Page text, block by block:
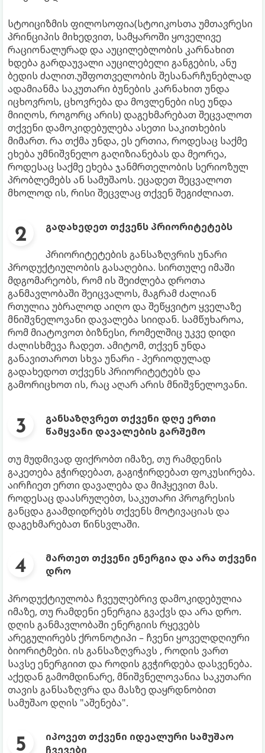
სტოიციზმის ფილოსოფია(სტოიკოსთა უმთავრესი
პრინციპის მიხედვით, სამყაროში ყოველივე
რაციონალურად და აუცილებლობის კარნახით
ხდება გარდაუვალი აუცილებელი განგების, ანუ
ბედის ძალით.უშფოთველობის შესანარჩუნებლად
ადამიანმა საკუთარი ბუნების კარნახით უნდა
იცხოვროს, ცხოვრება და მოვლენები ისე უნდა
მიიღოს, როგორც არის) დაგეხმარებათ შეცვალოთ
თქვენი დამოკიდებულება ასეთი საკითხების
მიმართ. რა თქმა უნდა, ეს ერთია, როდესაც საქმე
ეხება უმნიშვნელო გაღიზიანებას და მეორეა,
როდესაც საქმე ეხება ჯანმრთელობის სერიოზულ
პრობლემებს ან სამუშაოს. ეცადეთ შეცვალოთ
მხოლოდ ის, რისი შეცვლაც თქვენ შეგიძლიათ.
გადახედეთ თქვენს პრიორიტეტებს
პრიორიტეტების განსაზღვრის უნარი
პროდუქტიულობის გასაღებია. სირთულე იმაში
მდგომარეობს, რომ ის შეიძლება დროთა
განმავლობაში შეიცვალოს, მაგრამ ძალიან
რთულია უბრალოდ აიღო და შეწყვიტო ყველაზე
მნიშვნელოვანი დავალება სიიდან. სამწუხაროა,
რომ მიატოვოთ ბიზნესი, რომელშიც უკვე დიდი
ძალისხმევა ჩადეთ. ამიტომ, თქვენ უნდა
განავითაროთ სხვა უნარი - პერიოდულად
გადახედოთ თქვენს პრიორიტეტებს და
გამორიცხოთ ის, რაც აღარ არის მნიშვნელოვანი.
განსაზღვრეთ თქვენი დღე ერთი
წამყვანი დავალების გარშემო
თუ მუდმივად ფიქრობთ იმაზე, თუ რამდენის
გაკეთება გჭირდებათ, გაგიჭირდებათ ფოკუსირება.
აირჩიეთ ერთი დავალება და მიჰყევით მას.
როდესაც დაასრულებთ, საკუთარი პროგრესის
განცდა გაამდიდრებს თქვენს მოტივაციას და
დაგეხმარებათ წინსვლაში.
მართეთ თქვენი ენერგია და არა თქვენი
დრო
პროდუქტიულობა ჩვეულებრივ დამოკიდებულია
იმაზე, თუ რამდენი ენერგია გვაქვს და არა დრო.
დღის განმავლობაში ენერგიის რყევებს
არეგულირებს ქრონოტიპი – ჩვენი ყოველდღიური
ბიორიტმები. ის განსაზღვრავს , როდის ვართ
სავსე ენერგიით და როდის გვჭირდება დასვენება.
აქედან გამომდინარე, მნიშვნელოვანია საკუთარი
თავის განსაზღვრა და მასზე დაყრდნობით
სამუშაო დღის "აშენება".
იპოვეთ თქვენი იდეალური სამუშაო
ჩვევები